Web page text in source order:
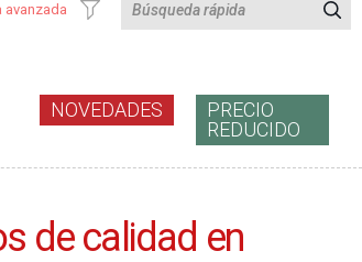
avanzada
NOVEDADES
PRECIO
REDUCIDO
de calidad en